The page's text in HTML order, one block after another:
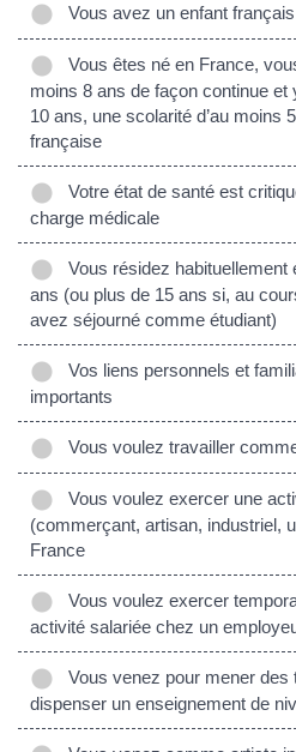
Vous avez un enfant
Vous êtes né en France,
moins 8 ans de façon continue et
10 ans, une scolarité d’au moins
française
Votre état de santé est
charge médicale
Vous résidez
ans (ou plus de 15 ans si, au
avez séjourné comme étudiant)
Vos liens personnels et
importants
Vous voulez travailler
Vous voulez exercer une
(commerçant, artisan, industriel,
France
Vous voulez exercer
activité salariée chez un
Vous venez pour mener
dispenser un enseignement de